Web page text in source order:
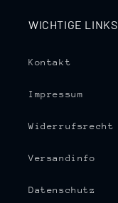
WICHTIGE LINKS
Kontakt
Impressum
Widerrufsrecht
Versandinfo
Datenschutz